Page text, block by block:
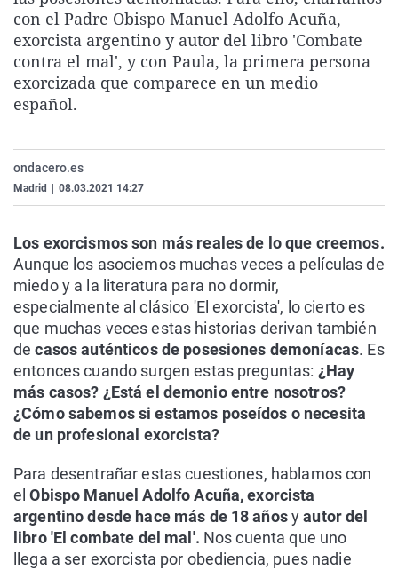
La rosa de los vientos
Gente viajera
Como el perro y el
Caso
Retornados
Equipo de
Extremadura
Galicia
La Rioja
Virales
Televisión
Elecciones
con el Padre Obispo Manuel Adolfo Acuña,
exorcista argentino y autor del libro 'Combate
contra el mal', y con Paula, la primera persona
exorcizada que comparece en un medio
español.
ondacero.es
Madrid 08.03.2021 14:27
Los exorcismos son más reales de lo que creemos.
Aunque los asociemos muchas veces a películas de
miedo y a la literatura para no dormir,
especialmente al clásico 'El exorcista', lo cierto es
que muchas veces estas historias derivan también
decasos auténticos de posesiones demoníacas. Es
entonces cuando surgen estas preguntas: ¿Hay
más casos? ¿Está el demonio entre nosotros?
¿Cómo sabemos si estamos poseídos o necesita
de un profesional exorcista?
Para desentrañar estas cuestiones, hablamos con
elObispo Manuel Adolfo Acuña, exorcista
argentino desde hace más de 18 añosyautor del
libro 'El combate del mal'. Nos cuenta que uno
llega a ser exorcista por obediencia, pues nadie